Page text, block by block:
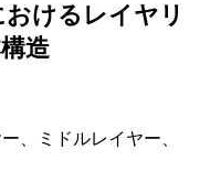
けるレイヤリ
造
、ミドルレイヤー、